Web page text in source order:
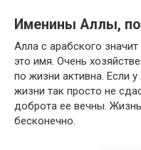
Именины Аллы,
Алла с арабского
это имя. Очень
по жизни активна. Если
жизни так просто не
доброта ее вечны.
бесконечно.